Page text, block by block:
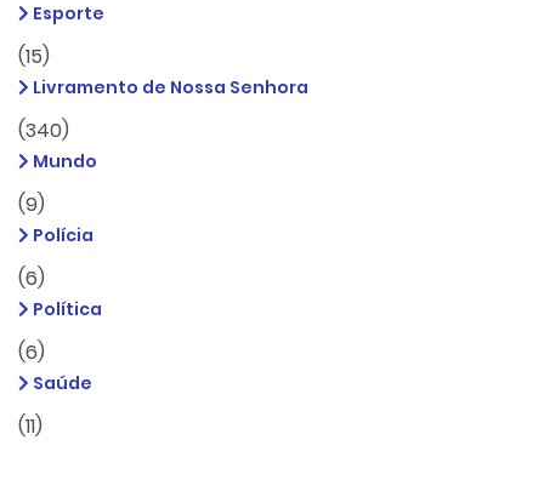
Esporte
(15)
Livramento de Nossa Senhora
(340)
Mundo
(9)
Polícia
(6)
Política
(6)
Saúde
(11)